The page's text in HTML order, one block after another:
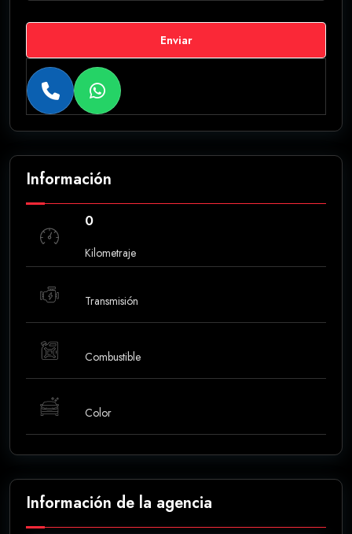
Enviar
Información
0
Kilometraje
Transmisión
Combustible
Color
Información de la agencia